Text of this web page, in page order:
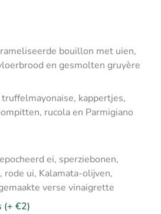
bouillon met uien,
en gesmolten gruyère
kappertjes,
rucola en Parmigiano
ei, sperziebonen,
rode ui, Kalamata-olijven,
verse vinaigrette
(+ €2)